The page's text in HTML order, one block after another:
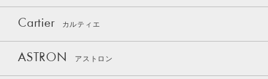
Cartier カルティエ
ASTRON アストロン